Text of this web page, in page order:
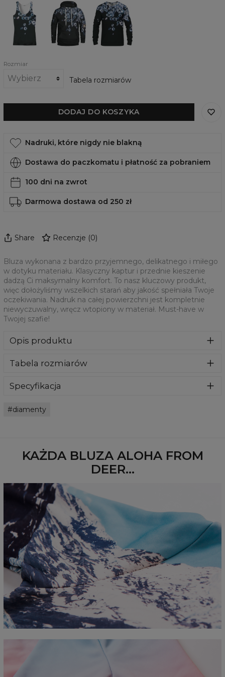
Shinebright
Tank
Top
Damska
bluza
kapturem
Shinebright
Damska
bluza
Shinebright
Rozmiar
Tabela rozmiarów
DODAJ DO KOSZYKA
Nadruki, które nigdy nie blakną
Dostawa do paczkomatu i płatność za pobraniem
100 dni na zwrot
Darmowa dostawa od 250 zł
Share Recenzje (0)
Bluza wykonana z bardzo przyjemnego, delikatnego i miłego
w dotyku materiału. Klasyczny kaptur i przednie kieszenie
dadzą Ci maksymalny komfort. To nasz kluczowy produkt,
więc dołożyliśmy wszelkich starań aby jakość spełniała Twoje
oczekiwania. Nadruk na całej powierzchni jest kompletnie
niewyczuwalny, wręcz wtopiony w materiał. Must-have w
Twojej szafie!
Opis produktu
bawełny i poliestru z wysokiej jakości nadrukiem z przodu i
długie rękawy. Trwałe, wzmocnione szwy są kolorowe, aby
Tabela rozmiarów
Mierzone na płasko
CM
XS S M L XL 2XL 3XL
A - Długość
67 68 69 70 71 73 75
78
B - Sz. klatki piersiowej
50 52 54 56 58 60 63
66
C - Długość rękawów
63 64 65 66 66 67 68 69
Specyfikacja
Przeznaczenie:
diamenty
KAŻDA BLUZA ALOHA FROM
DEER...